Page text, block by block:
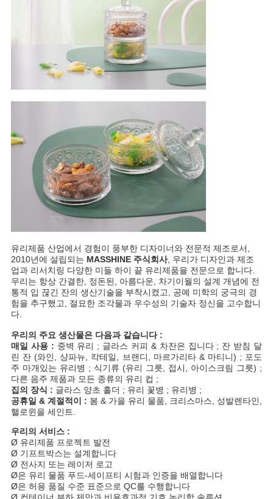
유리제품 산업에서 경험이 풍부한 디자이너와 전문적 제조로서,
2010년에 설립되는 MASSHINE 주식회사, 우리가 디자인과 제조
업과 리서치링 다양한 미들 하이 끝 유리제품을 전문으로 합니다.
우리는 항상 간결한, 정돈된, 아름다운, 차기이월의 설계 개념에 전
통적 입 끊긴 잔의 생산기술을 부착시켰고, 공예 미학의 궁극의 경
험을 추구했고, 절묘한 조각물과 우수성의 기술자 정신을 고수합니
다.
우리의 주요 생산물은 다음과 같습니다 :
매일 사용 : 중벽 유리 ; 글라스 커피 & 차잔은 집니다 ; 잔 받침 달
린 잔 (와인, 샹파뉴, 칵테일, 브랜디, 마르가리타 & 마티니) ; 포도
주 마개있는 유리병 ; 식기류 (유리 그릇, 접시, 아이스크림 그릇) ;
다른 음주 제품과 모든 종류의 유리 컵 ;
집의 장식 : 글라스 양초 홀더 ; 유리 꽃병 ; 유리병 ;
공휴일 & 계절적이 : 봄 & 가을 유리 물품, 크리스마스, 성발렌타인,
핼로윈을 세인트.
우리의 서비스 :
Ø 유리제품 프로젝트 발전
Ø 기프트박스는 설계합니다
Ø 전사지 또는 레이저 로고
Ø은 유리 물품 푸드-세이프티 시험과 인증을 배열합니다
Ø은 허용 품질 수준 표준으로 QC를 수행합니다
Ø 컨테이너 부하 제안과 비용효과적 기호 논리학 솔루션